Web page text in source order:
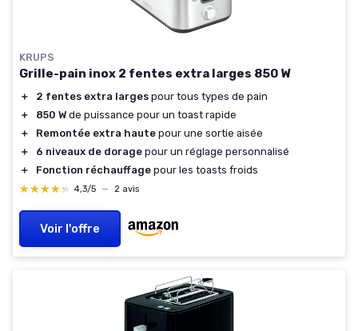
KRUPS
Grille-pain inox 2 fentes extra larges 850 W
＋ 2 fentes extra larges pour tous types de pain
＋
850 W de puissance pour un toast rapide
＋
Remontée extra haute pour une sortie aisée
＋
6 niveaux de dorage pour un réglage personnalisé
＋
Fonction réchauffage pour les toasts froids
★★★★★
★★★★★ 4,3/5 — 2 avis
Voir l'offre